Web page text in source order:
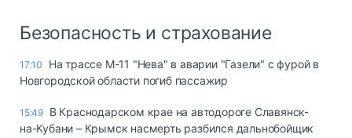
Безопасность и страхование
17:10
На трассе М-11 "Нева" в аварии "Газели" с фурой в
Новгородской области погиб пассажир
15:49 В Краснодарском крае на автодороге Славянск-
на-Кубани – Крымск насмерть разбился дальнобойщик